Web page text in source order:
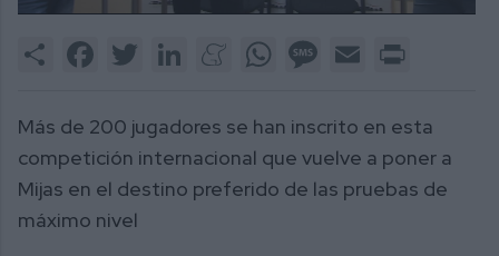
2
Share FacebookTwitter LinkedInMeneameWhatsAppMessage
Email
Más de 200 jugadores se han inscrito en esta
competición internacional que vuelve a poner a
Mijas en el destino preferido de las pruebas de
máximo nivel